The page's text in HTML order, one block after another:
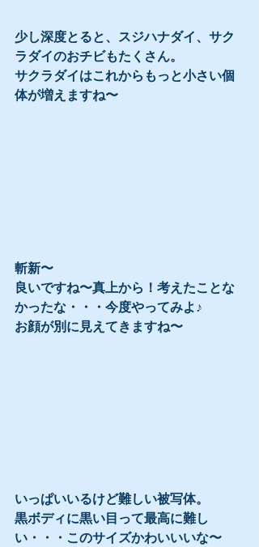
少し深度とると、スジハナダイ、サク
ラダイのおチビもたくさん。
サクラダイはこれからもっと小さい個
体が増えますね〜
斬新〜
良いですね〜真上から！考えたことな
かったな・・・今度やってみよ♪
お顔が別に見えてきますね〜
いっぱいいるけど難しい被写体。
黒ボディに黒い目って最高に難し
い・・・このサイズかわいいいな〜